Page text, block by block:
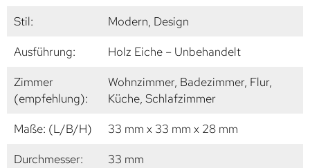
Stil:
Modern, Design
Ausführung:
Holz Eiche – Unbehandelt
Zimmer
(empfehlung):
Wohnzimmer, Badezimmer, Flur,
Küche, Schlafzimmer
Maße: (L/B/H)
33 mm x 33 mm x 28 mm
Durchmesser:
33 mm